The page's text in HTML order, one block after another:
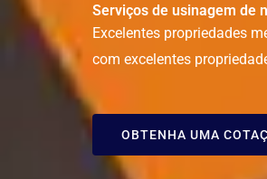
Serviços de usinagem de
Excelentes propriedades
com excelentes
OBTENHA UMA